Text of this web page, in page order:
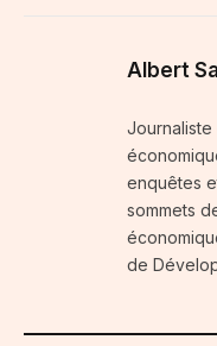
Albert
Journaliste
enquêtes
sommets
de